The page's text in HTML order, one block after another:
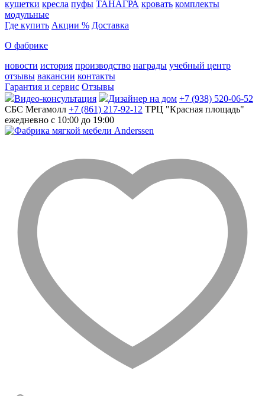
кушетки кресла пуфы ТАНАГРА кровать комплекты
модульные
Где купить Акции % Доставка
О фабрике
новости история производство награды учебный центр
отзывы вакансии контакты
Гарантия и сервис Отзывы
Видео-консультация
Дизайнер на дом +7 (938) 520-06-52
СБС Мегамолл +7 (861) 217-92-12 ТРЦ "Красная площадь"
ежедневно с 10:00 до 19:00